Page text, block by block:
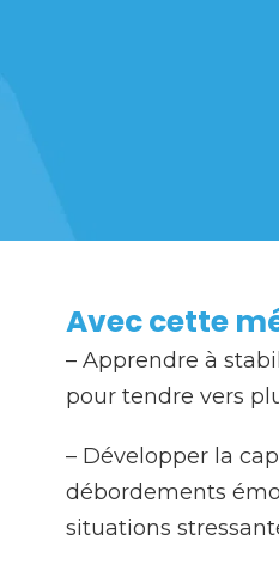
Avec cette
– Apprendre à
pour tendre vers
– Développer la
débordements
situations